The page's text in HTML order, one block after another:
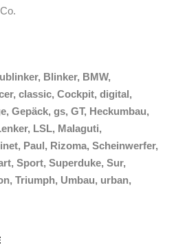
Blinker BMW
classic Cockpit digital
Gepäck gs GT Heckumbau
LSL Malaguti
Paul Rizoma Scheinwerfer
Sport Superduke Sur
Triumph Umbau urban